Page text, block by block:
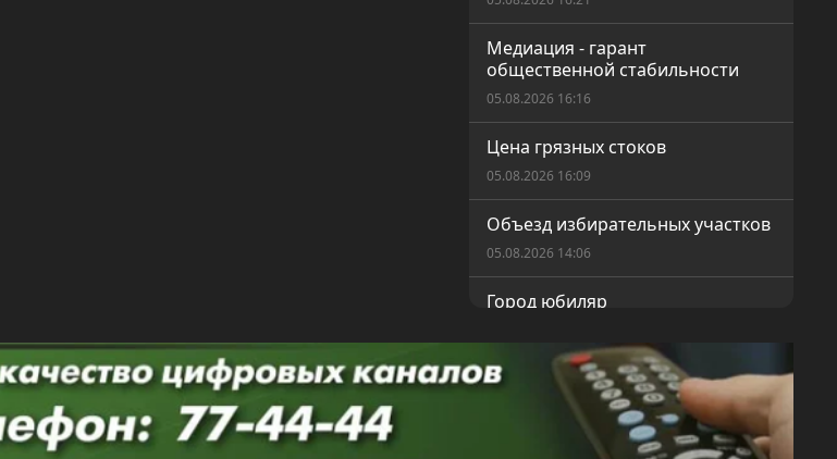
Медиация - гарант
общественной стабильности
05.08.2026 16:16
Цена грязных стоков
05.08.2026 16:09
Объезд избирательных участков
05.08.2026 14:06
Город юбиляр
Жемчужина под охраной
04.08.2026 16:38